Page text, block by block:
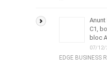
C1,
bloc
07/12/
EDGE BUSINESS